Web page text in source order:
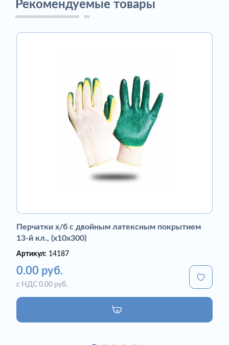
Рекомендуемые товары
Перчатки х/б с двойным латексным покрытием
13-й кл., (х10х300)
Артикул: 14187
0.00 руб.
с НДС 0.00 руб.